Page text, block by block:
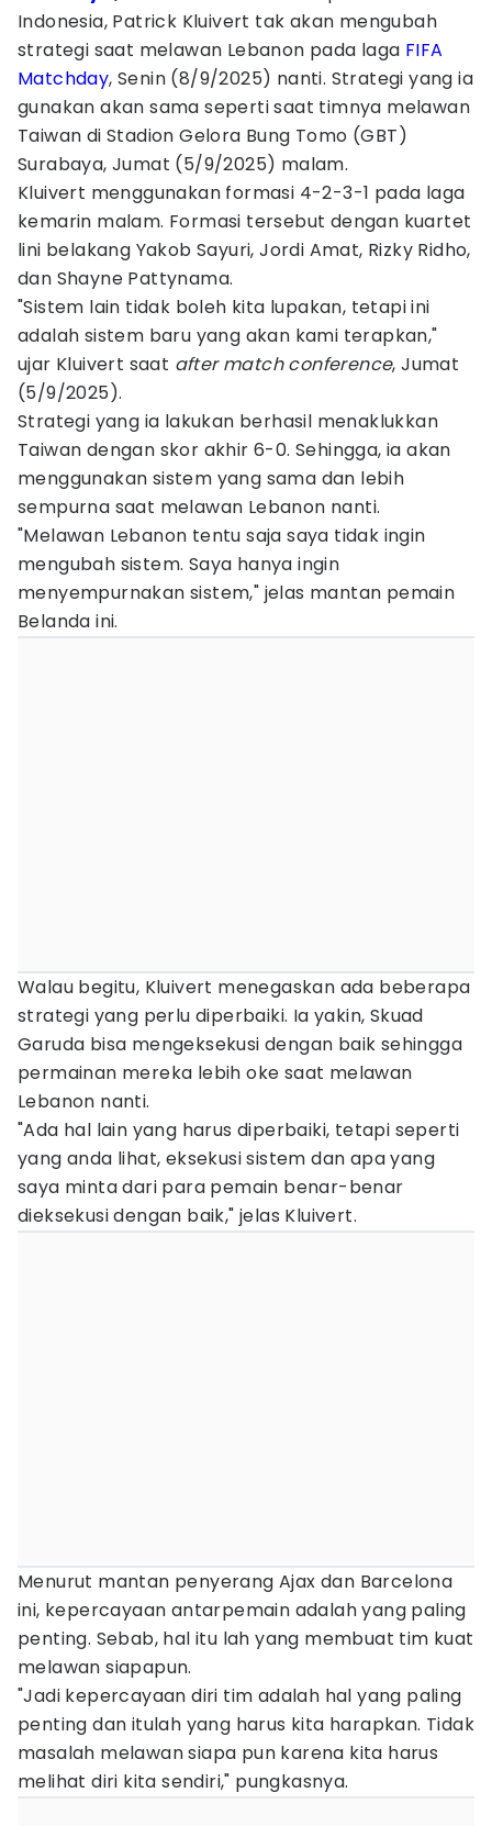
Indonesia, Patrick Kluivert tak akan mengubah
strategi saat melawan Lebanon pada laga FIFA
Matchday, Senin (8/9/2025) nanti. Strategi yang ia
gunakan akan sama seperti saat timnya melawan
Taiwan di Stadion Gelora Bung Tomo (GBT)
Surabaya, Jumat (5/9/2025) malam.
Kluivert menggunakan formasi 4-2-3-1 pada laga
kemarin malam. Formasi tersebut dengan kuartet
lini belakang Yakob Sayuri, Jordi Amat, Rizky Ridho,
dan Shayne Pattynama.
"Sistem lain tidak boleh kita lupakan, tetapi ini
adalah sistem baru yang akan kami terapkan,"
ujar Kluivert saat after match conference, Jumat
(5/9/2025).
Strategi yang ia lakukan berhasil menaklukkan
Taiwan dengan skor akhir 6-0. Sehingga, ia akan
menggunakan sistem yang sama dan lebih
sempurna saat melawan Lebanon nanti.
"Melawan Lebanon tentu saja saya tidak ingin
mengubah sistem. Saya hanya ingin
menyempurnakan sistem," jelas mantan pemain
Belanda ini.
Walau begitu, Kluivert menegaskan ada beberapa
strategi yang perlu diperbaiki. Ia yakin, Skuad
Garuda bisa mengeksekusi dengan baik sehingga
permainan mereka lebih oke saat melawan
Lebanon nanti.
"Ada hal lain yang harus diperbaiki, tetapi seperti
yang anda lihat, eksekusi sistem dan apa yang
saya minta dari para pemain benar-benar
dieksekusi dengan baik," jelas Kluivert.
Menurut mantan penyerang Ajax dan Barcelona
ini, kepercayaan antarpemain adalah yang paling
penting. Sebab, hal itu lah yang membuat tim kuat
melawan siapapun.
"Jadi kepercayaan diri tim adalah hal yang paling
penting dan itulah yang harus kita harapkan. Tidak
masalah melawan siapa pun karena kita harus
melihat diri kita sendiri," pungkasnya.